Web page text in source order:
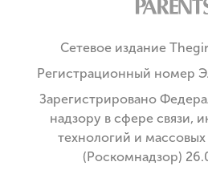
Сетевое издание
Регистрационный номер
Зарегистрировано
надзору в сфере связи,
технологий и
(Роскомнадзор)